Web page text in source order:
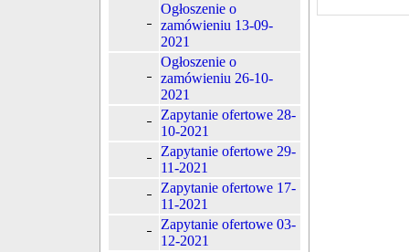
Ogłoszenie o
zamówieniu 13-09-
2021
Ogłoszenie o
zamówieniu 26-10-
2021
Zapytanie ofertowe 28-
10-2021
Zapytanie ofertowe 29-
11-2021
Zapytanie ofertowe 17-
11-2021
Zapytanie ofertowe 03-
12-2021